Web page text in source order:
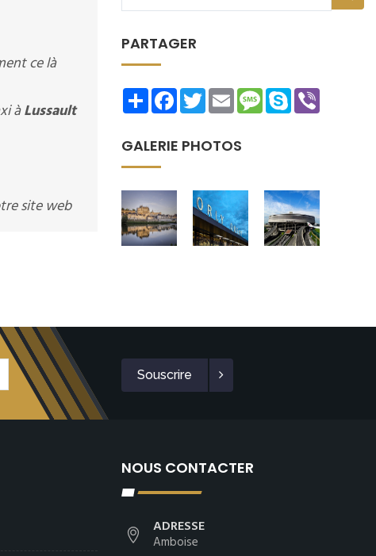
ce là
àLussault
site web
PARTAGER
ShareFacebookTwitterEmailMessage
Skype
GALERIE PHOTOS
Souscrire
NOUS CONTACTER
ADRESSE
Amboise